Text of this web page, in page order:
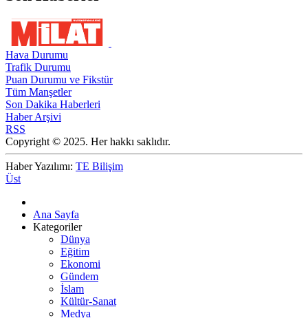
Hava Durumu
Trafik Durumu
Puan Durumu ve Fikstür
Tüm Manşetler
Son Dakika Haberleri
Haber Arşivi
RSS
Copyright © 2025. Her hakkı saklıdır.
Haber Yazılımı: TE Bilişim
Üst
Ana Sayfa
Kategoriler
Dünya
Eğitim
Ekonomi
Gündem
İslam
Kültür-Sanat
Medya